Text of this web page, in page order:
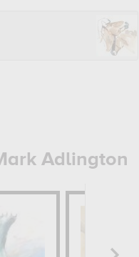
Adlington